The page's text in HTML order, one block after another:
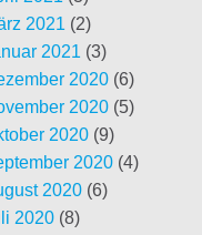
2021 (2)
2021 (3)
2020(6)
2020(5)
2020(9)
2020(4)
2020(6)
2020(8)